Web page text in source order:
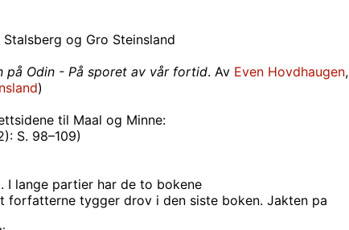
Stalsberg og Gro Steinsland
på Odin - På sporet av vår fortid. Av Even Hovdhaugen,
)
til Maal og Minne:
S. 98–109)
I lange partier har de to bokene
forfatterne tygger drov i den siste boken. Jakten pa